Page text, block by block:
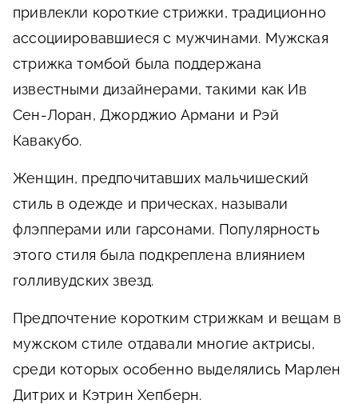
привлекли короткие стрижки, традиционно
ассоциировавшиеся с мужчинами. Мужская
стрижка томбой была поддержана
известными дизайнерами, такими как Ив
Сен-Лоран, Джорджио Армани и Рэй
Кавакубо.
Женщин, предпочитавших мальчишеский
стиль в одежде и прическах, называли
флэпперами или гарсонами. Популярность
этого стиля была подкреплена влиянием
голливудских звезд.
Предпочтение коротким стрижкам и вещам в
мужском стиле отдавали многие актрисы,
среди которых особенно выделялись Марлен
Дитрих и Кэтрин Хепберн.